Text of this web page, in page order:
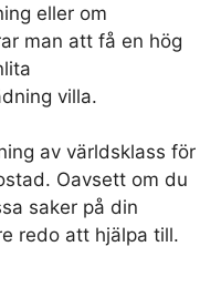
eller om
man att få en hög
villa.
av världsklass för
Oavsett om du
saker på din
redo att hjälpa till.